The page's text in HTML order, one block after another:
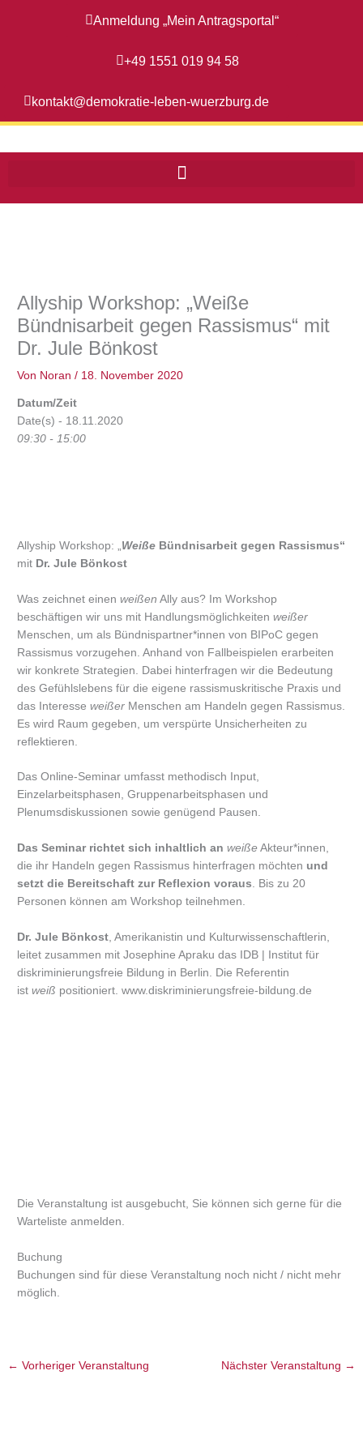
kontakt@demokratie-leben-wuerzburg.de
+49 1551 019 94 58
Anmeldung „Mein Antragsportal“
Allyship Workshop: „Weiße
Bündnisarbeit gegen Rassismus“ mit
Dr. Jule Bönkost
Von Noran/ 18. November 2020
Datum/Zeit
Date(s) - 18.11.2020
09:30 - 15:00
Allyship Workshop: „ Weiße Bündnisarbeit gegen Rassismus“
mit Dr. Jule Bönkost
Was zeichnet einenweißen Ally aus? Im Workshop
beschäftigen wir uns mit Handlungsmöglichkeitenweißer
Menschen, um als Bündnispartner*innen von BIPoC gegen
Rassismus vorzugehen. Anhand von Fallbeispielen erarbeiten
wir konkrete Strategien. Dabei hinterfragen wir die Bedeutung
des Gefühlslebens für die eigene rassismuskritische Praxis und
das Interesseweißer Menschen am Handeln gegen Rassismus.
Es wird Raum gegeben, um verspürte Unsicherheiten zu
reflektieren.
Das Online-Seminar umfasst methodisch Input,
Einzelarbeitsphasen, Gruppenarbeitsphasen und
Plenumsdiskussionen sowie genügend Pausen.
Das Seminar richtet sich inhaltlich anweiße Akteur*innen,
die ihr Handeln gegen Rassismus hinterfragen möchten und
setzt die Bereitschaft zur Reflexion voraus. Bis zu 20
Personen können am Workshop teilnehmen.
Dr. Jule Bönkost, Amerikanistin und Kulturwissenschaftlerin,
leitet zusammen mit Josephine Apraku das IDB | Institut für
diskriminierungsfreie Bildung in Berlin. Die Referentin
istweiß positioniert. www.diskriminierungsfreie-bildung.de
Die Veranstaltung ist ausgebucht, Sie können sich gerne für die
Warteliste anmelden.
Buchung
Buchungen sind für diese Veranstaltung noch nicht / nicht mehr
möglich.
← Vorheriger Veranstaltung Nächster Veranstaltung →